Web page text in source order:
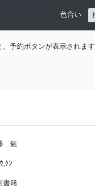
色合い
、予約ボタンが表示されます
健
,ｹﾝ
書籍